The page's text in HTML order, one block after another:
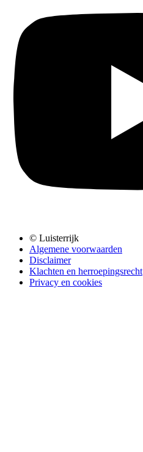
© Luisterrijk
Algemene voorwaarden
Disclaimer
Klachten en herroepingsrecht
Privacy en cookies